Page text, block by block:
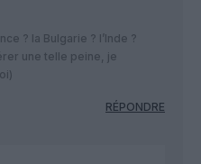
? la Bulgarie ? l’Inde ?
une telle peine, je
RÉPONDRE